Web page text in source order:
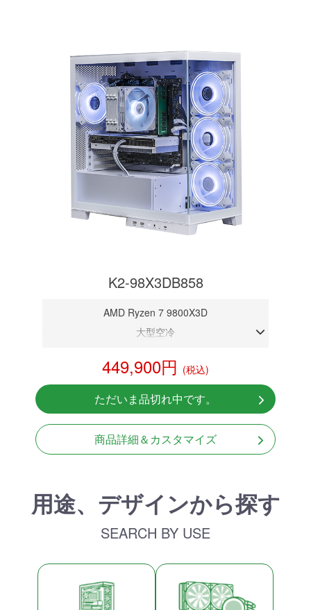
K2-98X3DB858
AMD Ryzen 7 9800X3D
大型空冷
RTX 5080 16GB
NVMeSSD 1TB
Windows11 Home 64bit
449,900円 (税込)
ただいま品切れ中です。
商品詳細＆カスタマイズ
用途、デザインから探す
SEARCH BY USE